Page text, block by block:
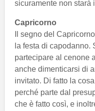
sicuramente non starà
Capricorno
Il segno del
la festa di capodanno.
partecipare al cenone
anche dimenticarsi di
invitato. Di fatto la
perché parte dal
che è fatto così, e